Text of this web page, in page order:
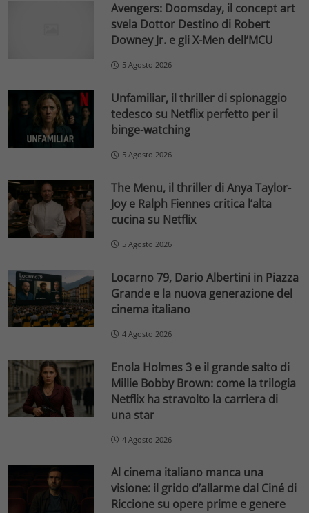
Avengers: Doomsday, il concept art
svela Dottor Destino di Robert
Downey Jr. e gli X-Men dell’MCU
5 Agosto 2026
Unfamiliar, il thriller di spionaggio
tedesco su Netflix perfetto per il
binge-watching
5 Agosto 2026
The Menu, il thriller di Anya Taylor-
Joy e Ralph Fiennes critica l’alta
cucina su Netflix
5 Agosto 2026
Locarno 79, Dario Albertini in Piazza
Grande e la nuova generazione del
cinema italiano
4 Agosto 2026
Enola Holmes 3 e il grande salto di
Millie Bobby Brown: come la trilogia
Netflix ha stravolto la carriera di
una star
4 Agosto 2026
Al cinema italiano manca una
visione: il grido d’allarme dal Ciné di
Riccione su opere prime e genere